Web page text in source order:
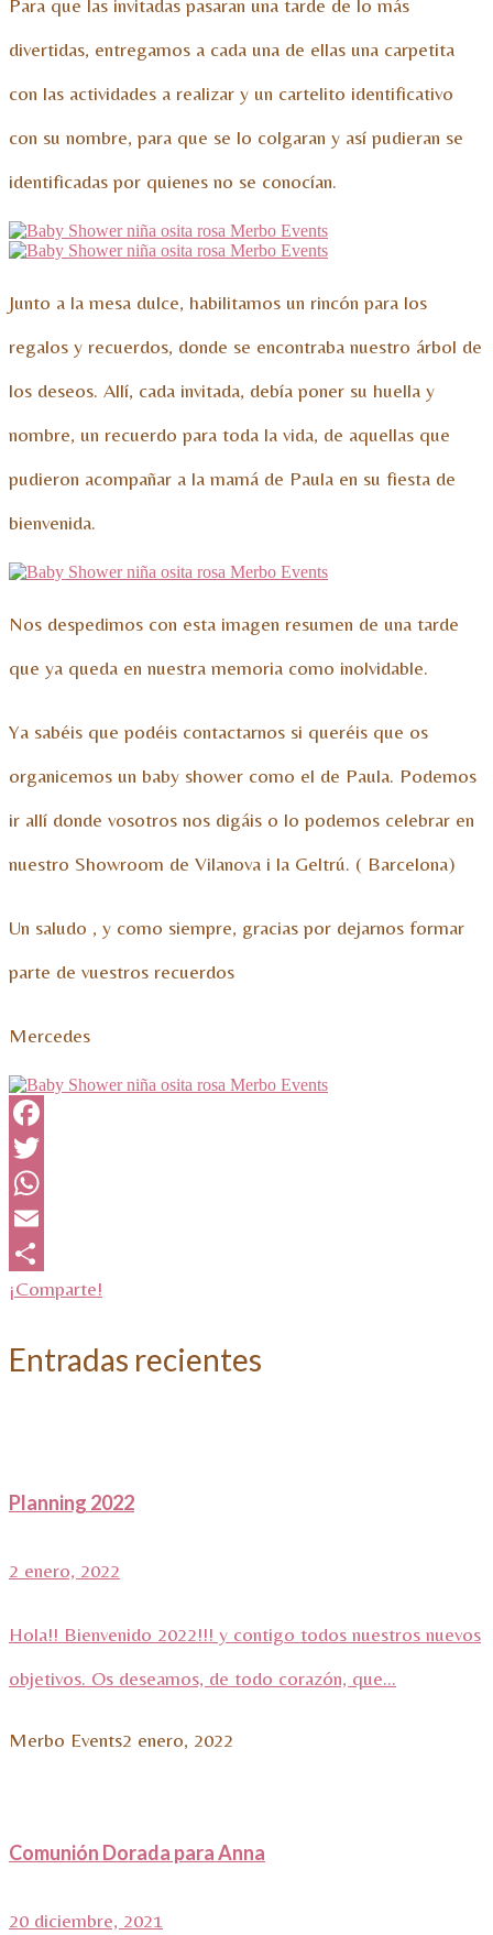
Para que las invitadas pasaran una tarde de lo más
divertidas, entregamos a cada una de ellas una carpetita
con las actividades a realizar y un cartelito identificativo
con su nombre, para que se lo colgaran y así pudieran se
identificadas por quienes no se conocían.
Junto a la mesa dulce, habilitamos un rincón para los
regalos y recuerdos, donde se encontraba nuestro árbol de
los deseos. Allí, cada invitada, debía poner su huella y
nombre, un recuerdo para toda la vida, de aquellas que
pudieron acompañar a la mamá de Paula en su fiesta de
bienvenida.
Nos despedimos con esta imagen resumen de una tarde
que ya queda en nuestra memoria como inolvidable.
Ya sabéis que podéis contactarnos si queréis que os
organicemos un baby shower como el de Paula. Podemos
ir allí donde vosotros nos digáis o lo podemos celebrar en
nuestro Showroom de Vilanova i la Geltrú. ( Barcelona)
Un saludo , y como siempre, gracias por dejarnos formar
parte de vuestros recuerdos
Mercedes
Facebook
Twitter
WhatsApp
Email
¡Comparte!
Entradas recientes
Planning 2022
2 enero, 2022
Hola!! Bienvenido 2022!!! y contigo todos nuestros nuevos
objetivos. Os deseamos, de todo corazón, que...
Merbo Events2 enero, 2022
Comunión Dorada para Anna
20 diciembre, 2021